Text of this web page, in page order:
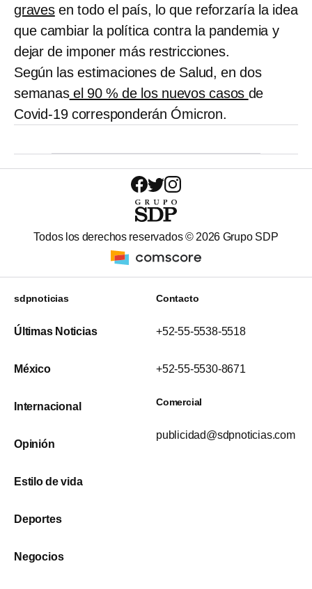
gravesen todo el país, lo que reforzaría la idea
que cambiar la política contra la pandemia y
dejar de imponer más restricciones.
Según las estimaciones de Salud, en dos
semanasel 90 % de los nuevos casos de
Covid-19 corresponderán Ómicron.
Todos los derechos reservados ©2026 Grupo SDP
sdpnoticias
Últimas Noticias
México
Internacional
Opinión
Estilo de vida
Deportes
Negocios
Contacto
+52-55-5538-5518
+52-55-5530-8671
Comercial
publicidad@sdpnoticias.com